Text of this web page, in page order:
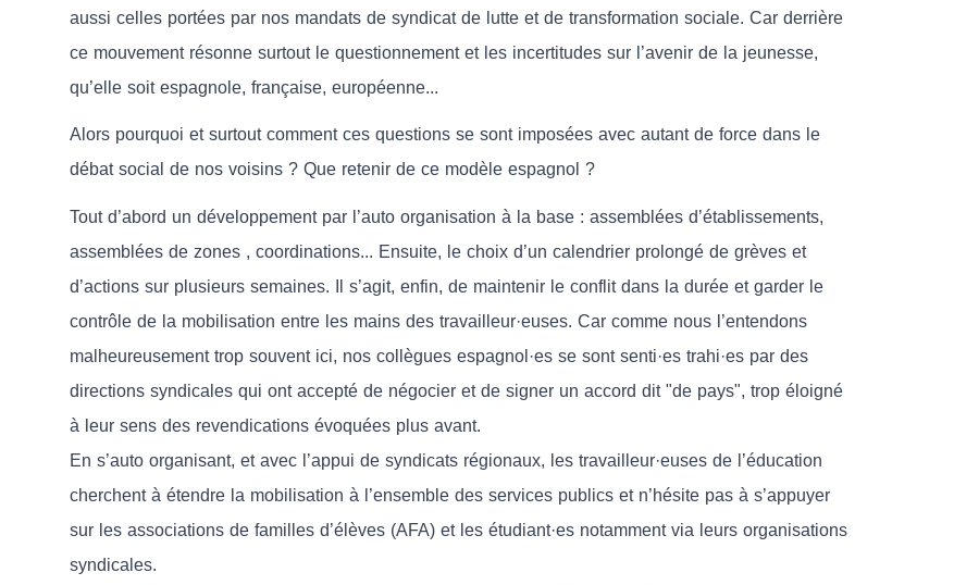
aussi celles portées par nos mandats de syndicat de lutte et de transformation sociale. Car derrière
ce mouvement résonne surtout le questionnement et les incertitudes sur l’avenir de la jeunesse,
qu’elle soit espagnole, française, européenne...
Alors pourquoi et surtout comment ces questions se sont imposées avec autant de force dans le
débat social de nos voisins ? Que retenir de ce modèle espagnol ?
Tout d’abord un développement par l’auto organisation à la base : assemblées d’établissements,
assemblées de zones , coordinations... Ensuite, le choix d’un calendrier prolongé de grèves et
d’actions sur plusieurs semaines. Il s’agit, enfin, de maintenir le conflit dans la durée et garder le
contrôle de la mobilisation entre les mains des travailleur·euses. Car comme nous l’entendons
malheureusement trop souvent ici, nos collègues espagnol·es se sont senti·es trahi·es par des
directions syndicales qui ont accepté de négocier et de signer un accord dit "de pays", trop éloigné
à leur sens des revendications évoquées plus avant.
En s’auto organisant, et avec l’appui de syndicats régionaux, les travailleur·euses de l’éducation
cherchent à étendre la mobilisation à l’ensemble des services publics et n’hésite pas à s’appuyer
sur les associations de familles d’élèves (AFA) et les étudiant·es notamment via leurs organisations
syndicales.